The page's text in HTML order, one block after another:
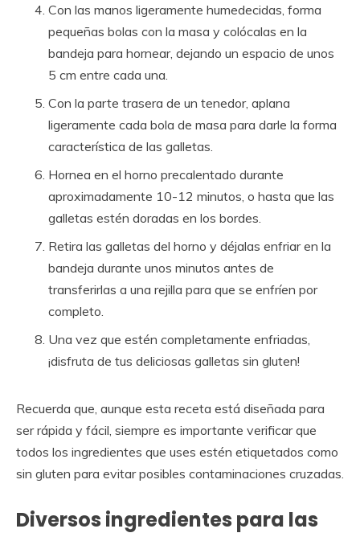
Con las manos ligeramente humedecidas, forma
pequeñas bolas con la masa y colócalas en la
bandeja para hornear, dejando un espacio de unos
5 cm entre cada una.
Con la parte trasera de un tenedor, aplana
ligeramente cada bola de masa para darle la forma
característica de las galletas.
Hornea en el horno precalentado durante
aproximadamente 10-12 minutos, o hasta que las
galletas estén doradas en los bordes.
Retira las galletas del horno y déjalas enfriar en la
bandeja durante unos minutos antes de
transferirlas a una rejilla para que se enfríen por
completo.
Una vez que estén completamente enfriadas,
¡disfruta de tus deliciosas galletas sin gluten!
Recuerda que, aunque esta receta está diseñada para
ser rápida y fácil, siempre es importante verificar que
todos los ingredientes que uses estén etiquetados como
sin gluten para evitar posibles contaminaciones cruzadas.
Diversos ingredientes para las